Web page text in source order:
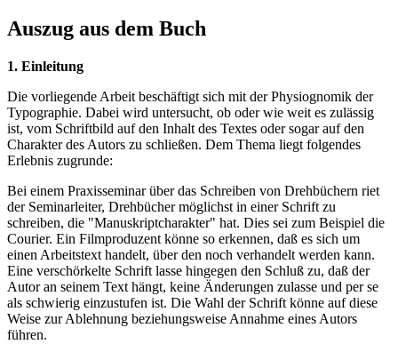
Auszug aus dem Buch
1. Einleitung
Die vorliegende Arbeit beschäftigt sich mit der Physiognomik der
Typographie. Dabei wird untersucht, ob oder wie weit es zulässig
ist, vom Schriftbild auf den Inhalt des Textes oder sogar auf den
Charakter des Autors zu schließen. Dem Thema liegt folgendes
Erlebnis zugrunde:
Bei einem Praxisseminar über das Schreiben von Drehbüchern riet
der Seminarleiter, Drehbücher möglichst in einer Schrift zu
schreiben, die "Manuskriptcharakter" hat. Dies sei zum Beispiel die
Courier. Ein Filmproduzent könne so erkennen, daß es sich um
einen Arbeitstext handelt, über den noch verhandelt werden kann.
Eine verschörkelte Schrift lasse hingegen den Schluß zu, daß der
Autor an seinem Text hängt, keine Änderungen zulasse und per se
als schwierig einzustufen ist. Die Wahl der Schrift könne auf diese
Weise zur Ablehnung beziehungsweise Annahme eines Autors
führen.